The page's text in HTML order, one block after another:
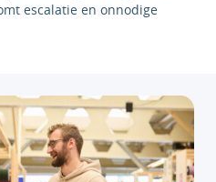
escalatie en onnodige